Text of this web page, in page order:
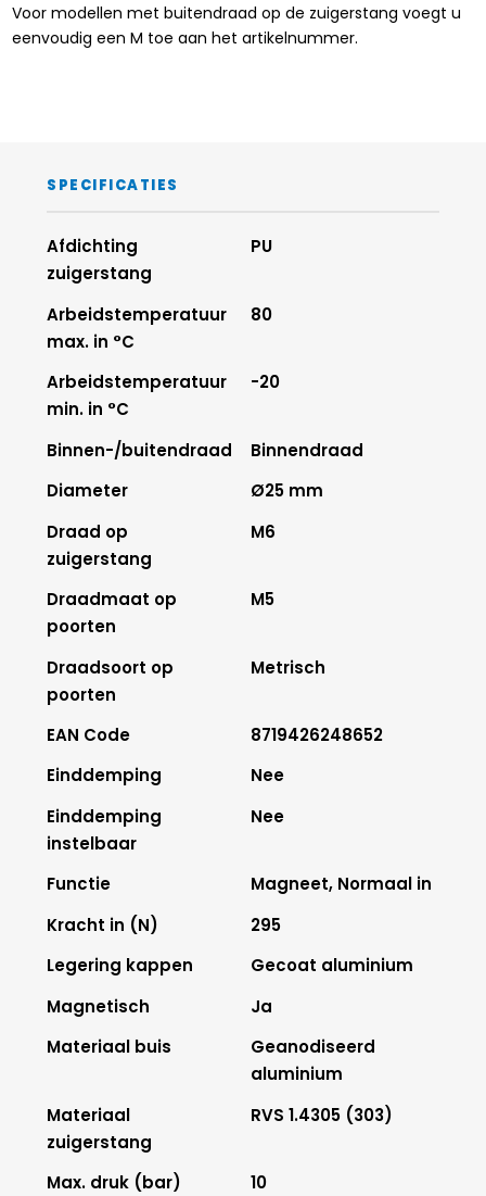
Voor modellen met buitendraad op de zuigerstang voegt u
eenvoudig een M toe aan het artikelnummer.
SPECIFICATIES
Afdichting
zuigerstang
PU
Arbeidstemperatuur
max. in °C
80
Arbeidstemperatuur
min. in °C
-20
Binnen-/buitendraad
Binnendraad
Diameter
Ø25 mm
Draad op
zuigerstang
M6
Draadmaat op
poorten
M5
Draadsoort op
poorten
Metrisch
EAN Code
8719426248652
Einddemping
Nee
Einddemping
instelbaar
Nee
Functie
Magneet, Normaal in
Kracht in (N)
295
Legering kappen
Gecoat aluminium
Magnetisch
Ja
Materiaal buis
Geanodiseerd
aluminium
Materiaal
zuigerstang
RVS 1.4305 (303)
Max. druk (bar)
10